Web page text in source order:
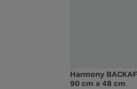
Harmony
90 cm x 48 cm